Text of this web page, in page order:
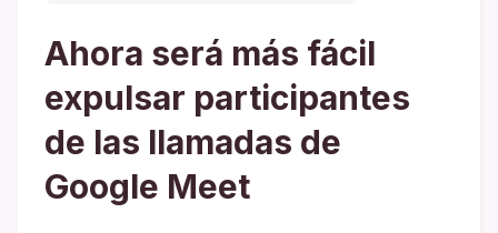
Ahora será más fácil
expulsar participantes
de las llamadas de
Google Meet